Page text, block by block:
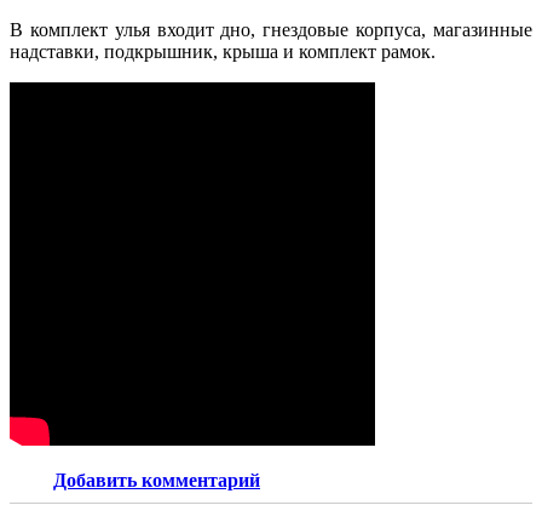
В комплект улья входит дно, гнездовые корпуса, магазинные
надставки, подкрышник, крыша и комплект рамок.
Добавить комментарий